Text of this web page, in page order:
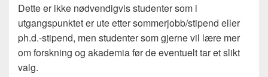
Dette er ikke nødvendigvis studenter som i
utgangspunktet er ute etter sommerjobb/stipend eller
ph.d.-stipend, men studenter som gjerne vil lære mer
om forskning og akademia før de eventuelt tar et slikt
valg.